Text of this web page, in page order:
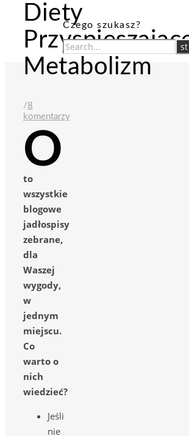
Diety
Metabolizm
/8
komentarzy
O
to
wszystkie
blogowe
jadłospisy
zebrane,
dla
Waszej
wygody,
w
jednym
miejscu.
Co
warto o
nich
wiedzieć?
Jeśli
nie
Czego szukasz?